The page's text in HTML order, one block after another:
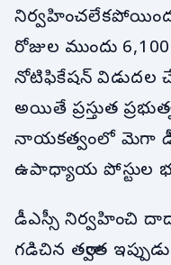
రోజుల ముందు
నోటిఫికేషన్ విడుదల
అయితే ప్రస్తుత
నాయకత్వంలో మెగా
ఉపాధ్యాయ పోస్టుల
డీఎస్సీ నిర్వహించి
గడిచిన తర్వాత